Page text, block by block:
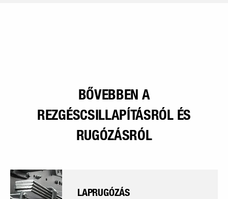
BŐVEBBEN A
REZGÉSCSILLAPÍTÁSRÓL ÉS
RUGÓZÁSRÓL
LAPRUGÓZÁS